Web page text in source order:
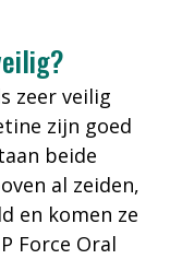
zeer veilig
zijn goed
beide
al zeiden,
en komen ze
Force Oral